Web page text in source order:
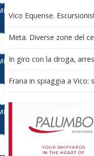
Vico Equense.
Meta. Diverse zone del
In giro con la droga,
Frana in spiaggia a Vico: